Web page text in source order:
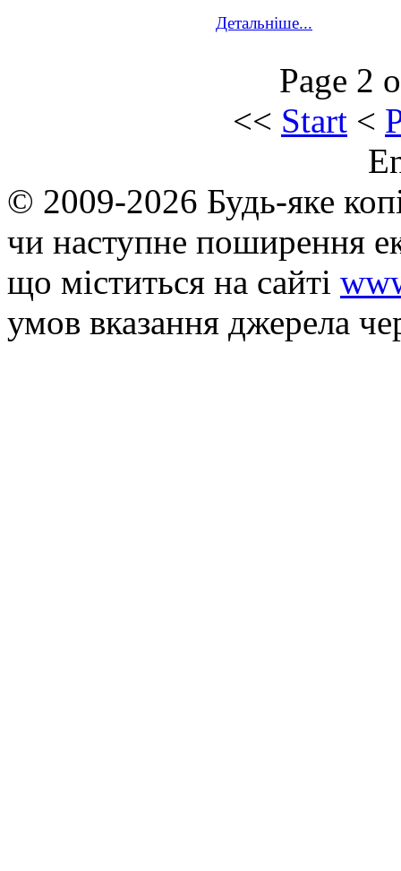
Детальніше...
Page 2
<< Start <
© 2009-2026 Будь-яке
чи наступне поширення
що мiститься на сайті
умов вказання джерела